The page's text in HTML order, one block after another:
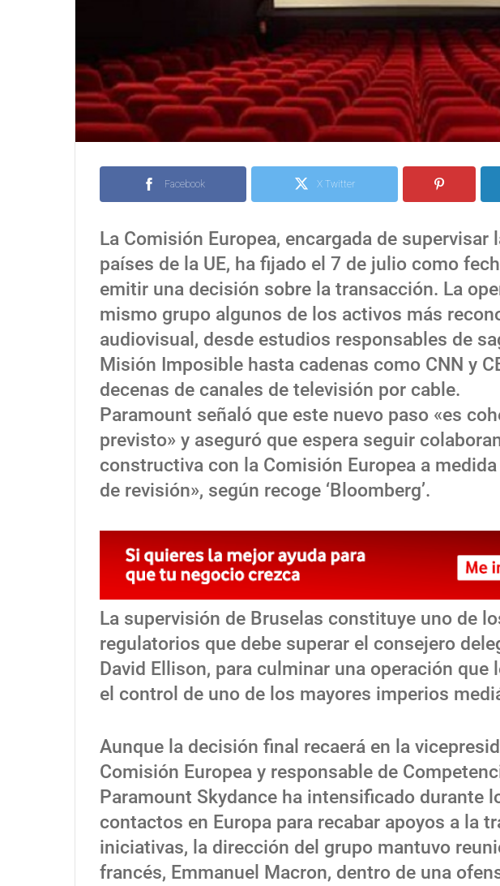
Facebook X Twitter
La Comisión Europea, encargada de
países de la UE, ha fijado el 7 de julio como
emitir una decisión sobre la transacción. La
mismo grupo algunos de los activos más
audiovisual, desde estudios responsables de
Misión Imposible hasta cadenas como CNN y
decenas de canales de televisión por cable.
Paramount señaló que este nuevo paso «es
previsto» y aseguró que espera seguir
constructiva con la Comisión Europea a
de revisión», según recoge ‘Bloomberg’.
La supervisión de Bruselas constituye uno de
regulatorios que debe superar el consejero
David Ellison, para culminar una operación
el control de uno de los mayores imperios
Aunque la decisión final recaerá en la
Comisión Europea y responsable de
Paramount Skydance ha intensificado durante
contactos en Europa para recabar apoyos a la
iniciativas, la dirección del grupo mantuvo
francés, Emmanuel Macron, dentro de una